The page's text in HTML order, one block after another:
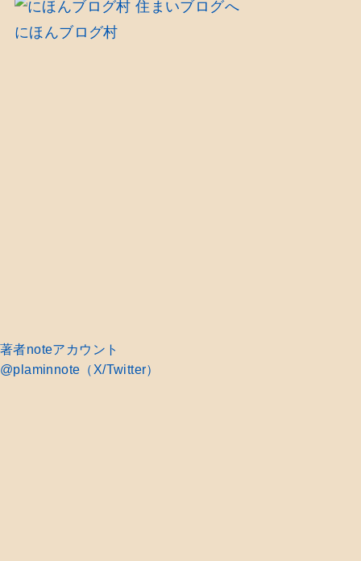
にほんブログ村
著者noteアカウント
@plaminnote（X/Twitter）